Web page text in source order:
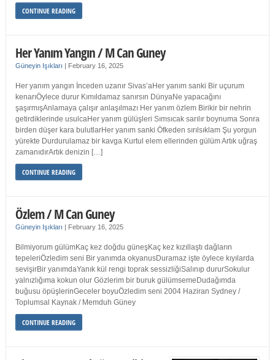
CONTINUE READING
Her Yanım Yangın / M Can Guney
Güneyin Işıkları | February 16, 2025
Her yanım yangın İnceden uzanır Sivas’aHer yanım sanki Bir uçurum
kenarıÖylece durur Kımıldamaz sanırsın DünyaNe yapacağını
şaşırmışAnlamaya çalışır anlaşılmazı Her yanım özlem Birikir bir nehrin
getirdiklerinde usulcaHer yanım gülüşleri Sımsıcak sarılır boynuma Sonra
birden düşer kara bulutlarHer yanım sanki Öfkeden sırılsıklam Şu yorgun
yürekte Durdurulamaz bir kavga Kurtul elem ellerinden gülüm Artık uğraş
zamanıdırArtık denizin […]
CONTINUE READING
Özlem / M Can Guney
Güneyin Işıkları | February 16, 2025
Bilmiyorum gülümKaç kez doğdu güneşKaç kez kızıllaştı dağların
tepeleriÖzledim seni Bir yanımda okyanusDuramaz işte öylece kıyılarda
sevişirBir yanımdaYanık kül rengi toprak sessizliğiSalınıp dururSokulur
yalnızlığıma kokun olur Gözlerim bir buruk gülümsemeDudağımda
buğusu öpüşlerinGeceler boyuÖzledim seni 2004 Haziran Sydney /
Toplumsal Kaynak / Memduh Güney
CONTINUE READING